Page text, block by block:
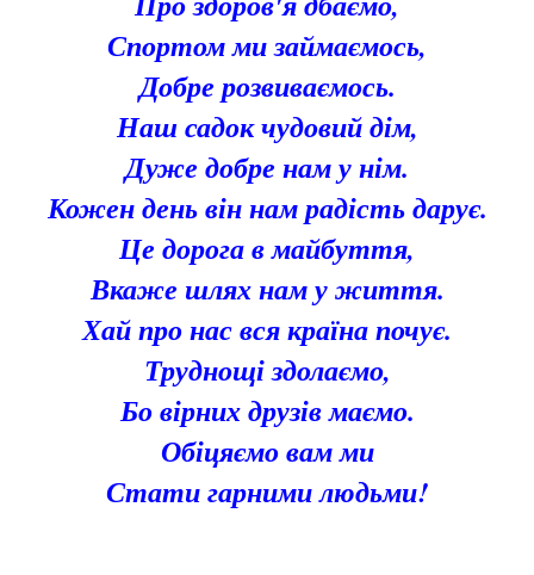
Спортом ми займаємось,
Добре розвиваємось.
Наш садок чудовий дім,
Дуже добре нам у нім.
Кожен день він нам радість дарує.
Це дорога в майбуття,
Вкаже шлях нам у життя.
Хай про нас вся країна почує.
Труднощі здолаємо,
Бо вірних друзів маємо.
Обіцяємо вам ми
Стати гарними людьми!